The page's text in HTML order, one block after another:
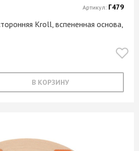
Kroll, вспененная основа,
В КОРЗИНУ
Артикул: Г479